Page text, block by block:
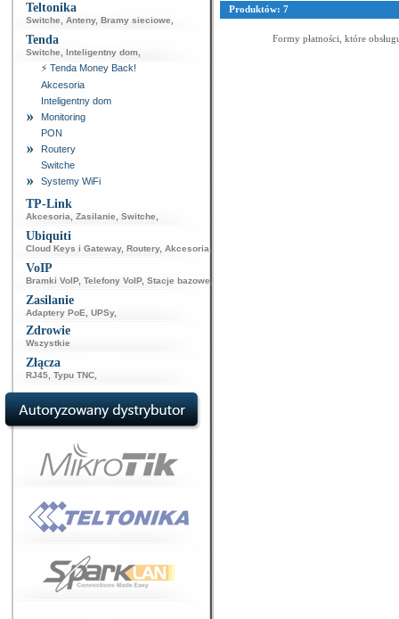
Teltonika
Switche Anteny, Bramy sieciowe
Tenda
Switche Inteligentny dom
⚡ Tenda Money Back!
Akcesoria
Inteligentny dom
Monitoring
PON
Routery
Switche
Systemy WiFi
TP-Link
Akcesoria Zasilanie Switche
Ubiquiti
Cloud Keys i Gateway, Routery, Akcesoria
VoIP
Bramki VoIP, Telefony VoIP, Stacje bazowe
Zasilanie
Adaptery PoE UPSy,
Zdrowie
Wszystkie
Złącza
RJ45 Typu TNC
Produktów: 7
Formy płatności, które